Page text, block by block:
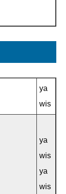
ya
wis
ya
wis
ya
wis